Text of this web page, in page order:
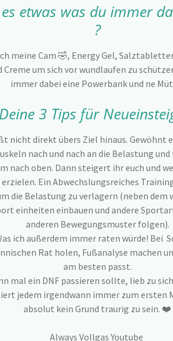
etwas was du immer
?
meine Cam 🤣, Energy Gel,
Creme um sich vor wundlaufen zu
immer dabei eine Powerbank und ne
Deine 3 Tips für
nicht direkt übers Ziel hinaus. Gewöhnt
nach und nach an die Belastung
nach oben. Dann steigert ihr euch und
Ein Abwechslungsreiches
die Belastung zu verlagern (neben dem
einheiten einbauen und andere
anderen Bewegungsmuster folgen).
ich außerdem immer raten würde! Bei
Rat holen, Fußanalyse machen
am besten passt.
mal ein DNF passieren sollte, lieb zu
jedem irgendwann immer zum ersten
absolut kein Grund traurig zu sein. ❤️
Always Vollgas Youtube